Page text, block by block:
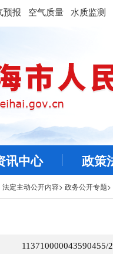
预报 空气质量 水质监测
讯中心 政策
法定主动公开内容> 政务公开专题>
113710000043590455/